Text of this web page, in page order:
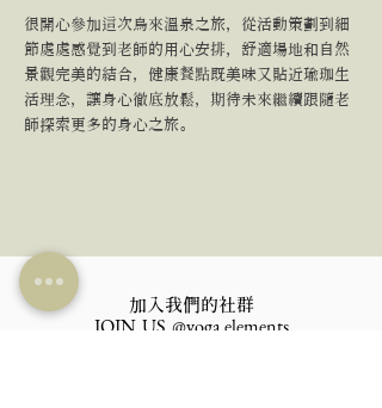
很開心參加這次烏來溫泉之旅，從活動策劃到細
節處處感覺到老師的用心安排，舒適場地和自然
景觀完美的結合，健康餐點既美味又貼近瑜珈生
活理念，讓身心徹底放鬆，期待未來繼續跟隨老
師探索更多的身心之旅。
加入我們的社群​
JOIN US @yoga.elements